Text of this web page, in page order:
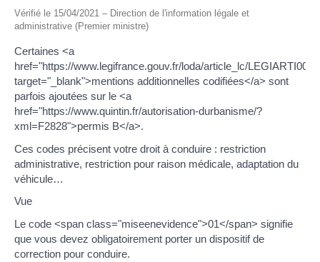
Vérifié le 15/04/2021 – Direction de l'information légale et
administrative (Premier ministre)
Certaines <a
href="https://www.legifrance.gouv.fr/loda/article_lc/
target="_blank">mentions additionnelles codifiées</a> sont
parfois ajoutées sur le <a
href="https://www.quintin.fr/autorisation-durbanisme/?
xml=F2828">permis B</a>.
Ces codes précisent votre droit à conduire : restriction
administrative, restriction pour raison médicale, adaptation du
véhicule…
Vue
Le code <span class="miseenevidence">01</span> signifie
que vous devez obligatoirement porter un dispositif de
correction pour conduire.